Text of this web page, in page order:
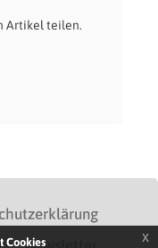
Artikel teilen.
Cookies x